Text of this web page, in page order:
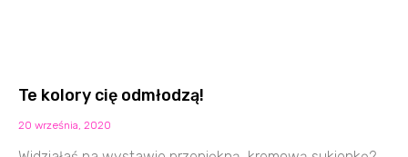
Te kolory cię odmłodzą!
20 września, 2020